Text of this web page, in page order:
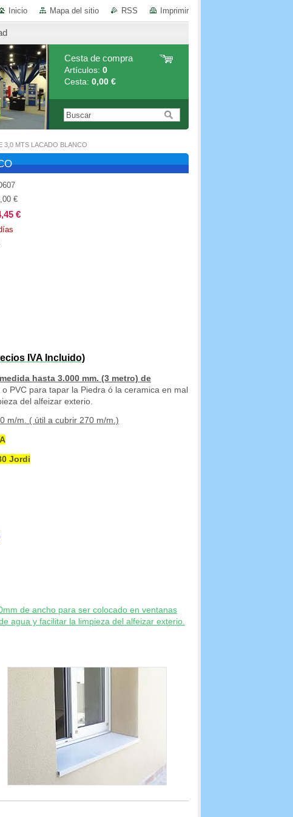
Inicio Mapa del sitio RSS Imprimir
Cesta de compra
Artículos: 0
Cesta: 0,00 €
3,0 MTS LACADO BLANCO
€
€
IVA Incluido)
hasta 3.000 mm. (3 metro) de
PVC para tapar la Piedra ó la ceramica en mal
del alfeizar exterio.
m/m. ( útil a cubrir 270 m/m.)
Jordi
de ancho para ser colocado en ventanas
agua y facilitar la limpieza del alfeizar exterio.